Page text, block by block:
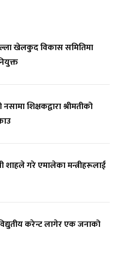
खेलकुद विकास समितिमा
शिक्षकद्वारा श्रीमतीको
शाहले गरे एमालेका मन्त्रीहरूलाई
करेन्ट लागेर एक जनाको